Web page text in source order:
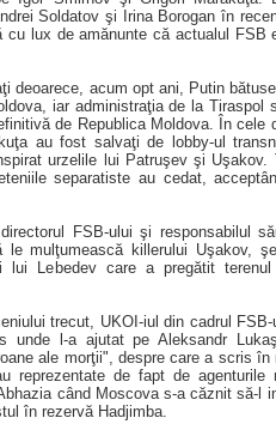
Soldatov şi Irina Borogan în
cu lux de amănunte că actualul FSB
deoarece, acum opt ani, Putin
iar administraţia de la Tiraspol
de Republica Moldova. În cele
au fost salvaţi de lobby-ul
urzelile lui Patruşev şi Uşakov.
separatiste au cedat,
FSB-ului şi responsabilul
mulţumească killerului Uşakov,
lui Lebedev care a pregătit terenul
trecut, UKOI-iul din cadrul
unde l-a ajutat pe Aleksandr
ale morţii", despre care a scris în
reprezentate de fapt de agenturile
când Moscova s-a căznit să-l
în rezervă Hadjimba.